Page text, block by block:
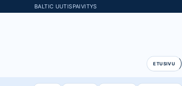
BALTIC UUTISPAIVITYS
ETUSIVU